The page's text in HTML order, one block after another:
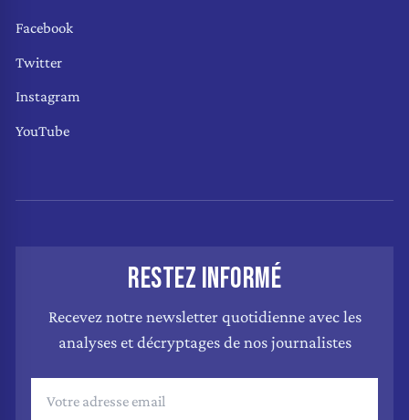
Facebook
Twitter
Instagram
YouTube
RESTEZ INFORMÉ
Recevez notre newsletter quotidienne avec les
analyses et décryptages de nos journalistes